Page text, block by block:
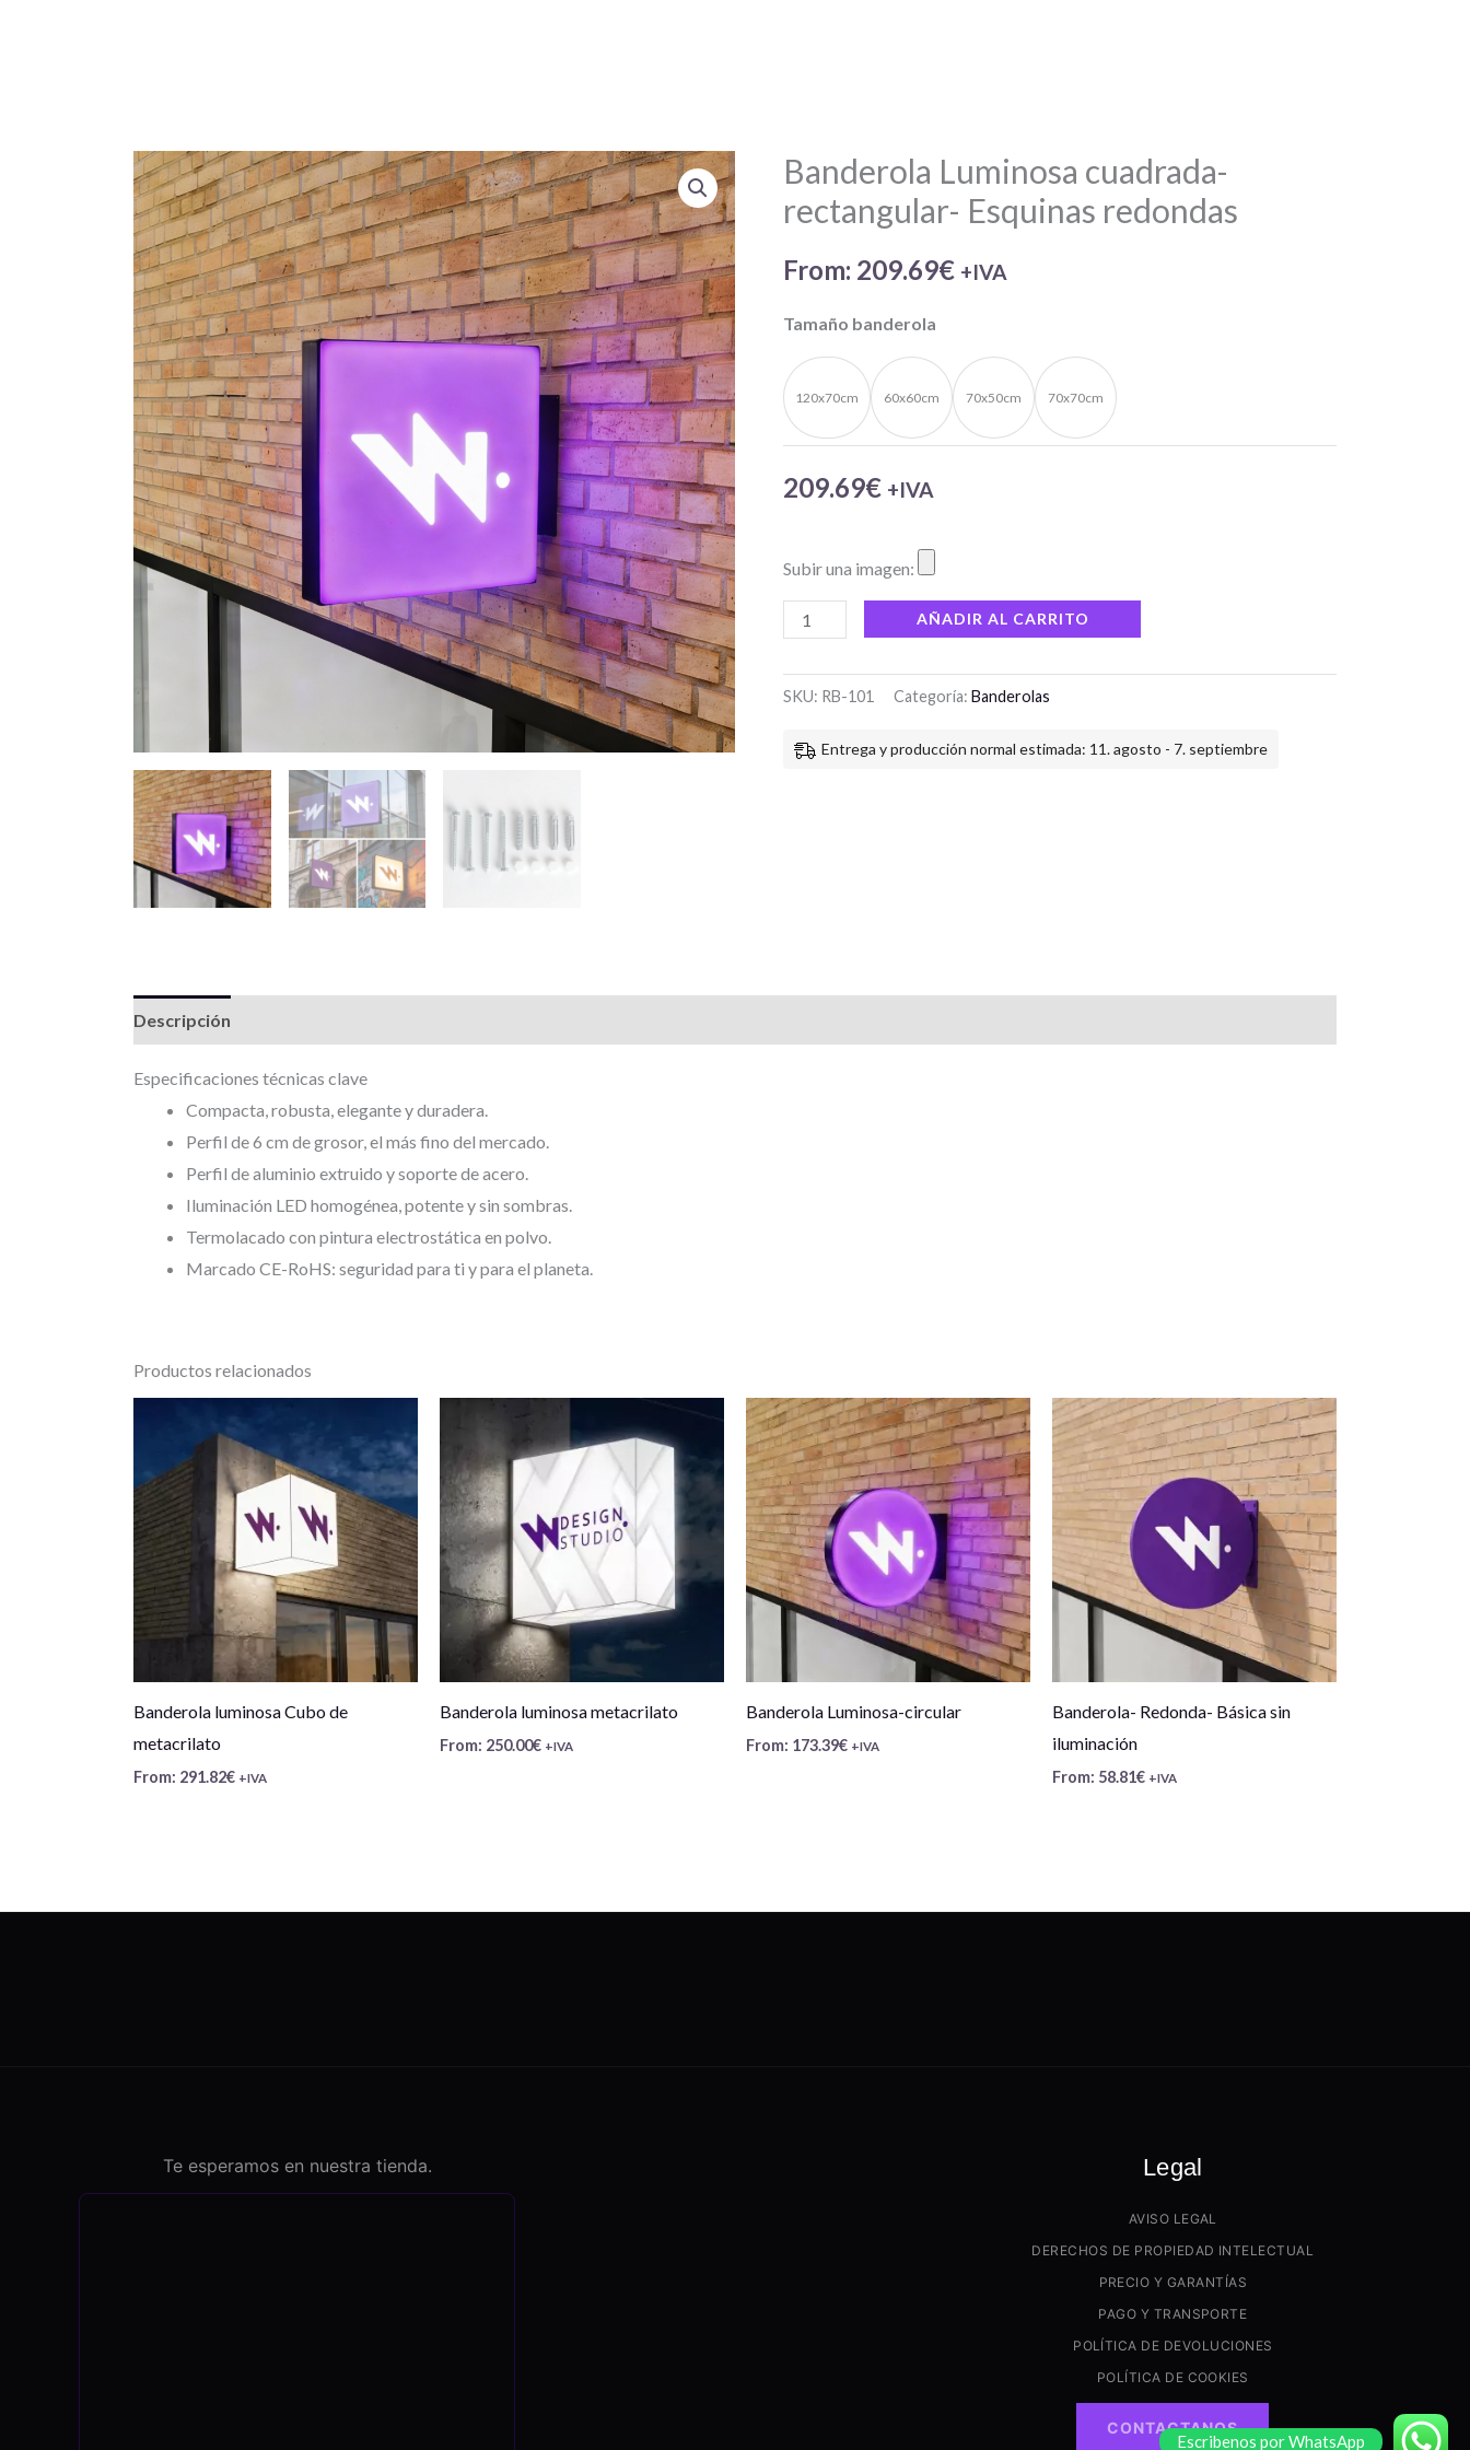
Banderola Luminosa cuadrada-
rectangular- Esquinas redondas
From: 209.69€ +IVA
Tamaño banderola
120x70cm 60x60cm 70x50cm 70x70cm
209.69€ +IVA
Subir una imagen:
Banderola
Luminosa
cuadrada-
rectangular-
redondas
cantidad
AÑADIR AL CARRITO
SKU: RB-101 Categoría: Banderolas
Entrega y producción normal estimada: 11. agosto - 7. septiembre
Descripción
Especificaciones técnicas clave
Compacta, robusta, elegante y duradera.
Perfil de 6 cm de grosor, el más fino del mercado.
Perfil de aluminio extruido y soporte de acero.
Iluminación LED homogénea, potente y sin sombras.
Termolacado con pintura electrostática en polvo.
Marcado CE-RoHS: seguridad para ti y para el planeta.
Productos relacionados
Banderola luminosa Cubo de
metacrilato
From: 291.82€ +IVA
Banderola luminosa metacrilato
From: 250.00€ +IVA
Banderola Luminosa-circular
From: 173.39€ +IVA
Banderola- Redonda- Básica sin
iluminación
From: 58.81€ +IVA
Te esperamos en nuestra tienda. Legal
AVISO LEGAL
DERECHOS DE PROPIEDAD INTELECTUAL
PRECIO Y GARANTÍAS
PAGO Y TRANSPORTE
POLÍTICA DE DEVOLUCIONES
POLÍTICA DE COOKIES
CONTACTANOS
Escribenos por WhatsApp